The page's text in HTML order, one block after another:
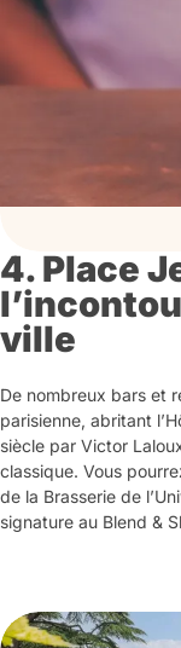
4. Place
ville
De nombreux bars et
parisienne, abritant
siècle par Victor
classique. Vous
de la Brasserie de
signature au Blend &